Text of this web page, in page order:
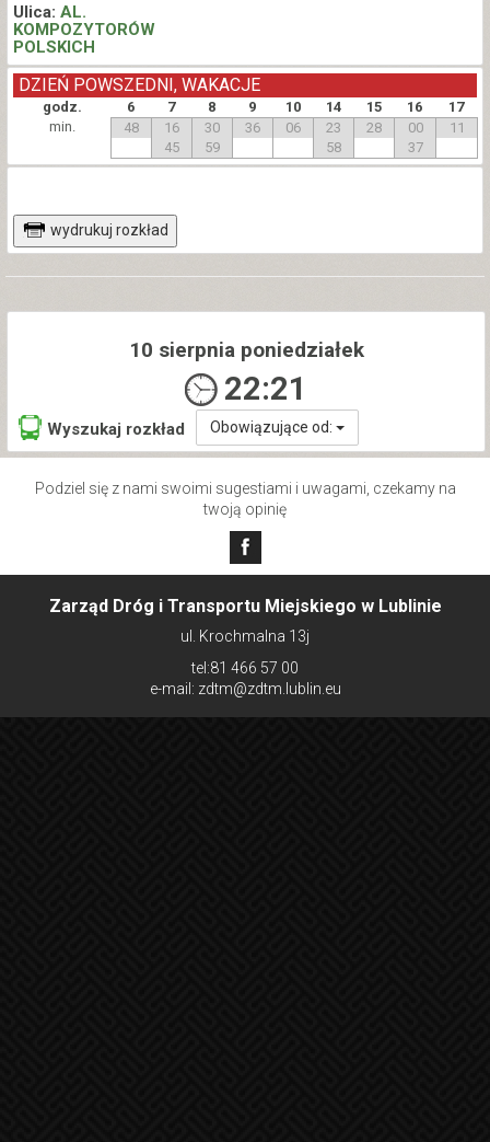
Ulica: AL.
KOMPOZYTORÓW
POLSKICH
godz. 6 7 8 9 10 14 15 16 17
DZIEŃ POWSZEDNI, WAKACJE
min. 48
16
45
30
59
36 06
23
58
28
00
37
11
wydrukuj rozkład
10 sierpnia poniedziałek
22:21
Wyszukaj rozkład Obowiązujące od:
Podziel się z nami swoimi sugestiami i uwagami, czekamy na
twoją opinię
Zarząd Dróg i Transportu Miejskiego w Lublinie
ul. Krochmalna 13j
tel:81 466 57 00
e-mail: zdtm@zdtm.lublin.eu